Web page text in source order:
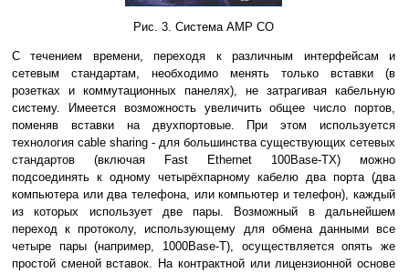
Рис. 3. Система АМР СО
С течением времени, переходя к различным интерфейсам и
сетевым стандартам, необходимо менять только вставки (в
розетках и коммутационных панелях), не затрагивая кабельную
систему. Имеется возможность увеличить общее число портов,
поменяв вставки на двухпортовые. При этом используется
технология cable sharing - для большинства существующих сетевых
стандартов (включая Fast Ethernet 100Base-TX) можно
подсоединять к одному четырёхпарному кабелю два порта (два
компьютера или два телефона, или компьютер и телефон), каждый
из которых использует две пары. Возможный в дальнейшем
переход к протоколу, использующему для обмена данными все
четыре пары (например, 1000Base-T), осуществляется опять же
простой сменой вставок. На контрактной или лицензионной основе